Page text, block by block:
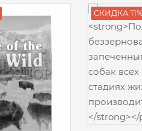
СКИДКА